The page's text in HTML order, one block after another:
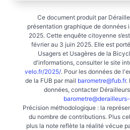
Ce document produit par
présentation graphique de données
2025. Cette enquête citoyenne
février au 3 juin 2025. Elle est
Usagers et Usagères de la
d'informations, consulter le site
velo.fr/2025/. Pour les données de
de la FUB par mail barometre@fub.fr.
données, contacter
Précision méthodologique : la
du nombre de contributions. Plus
plus la note reflète la réalité vécue